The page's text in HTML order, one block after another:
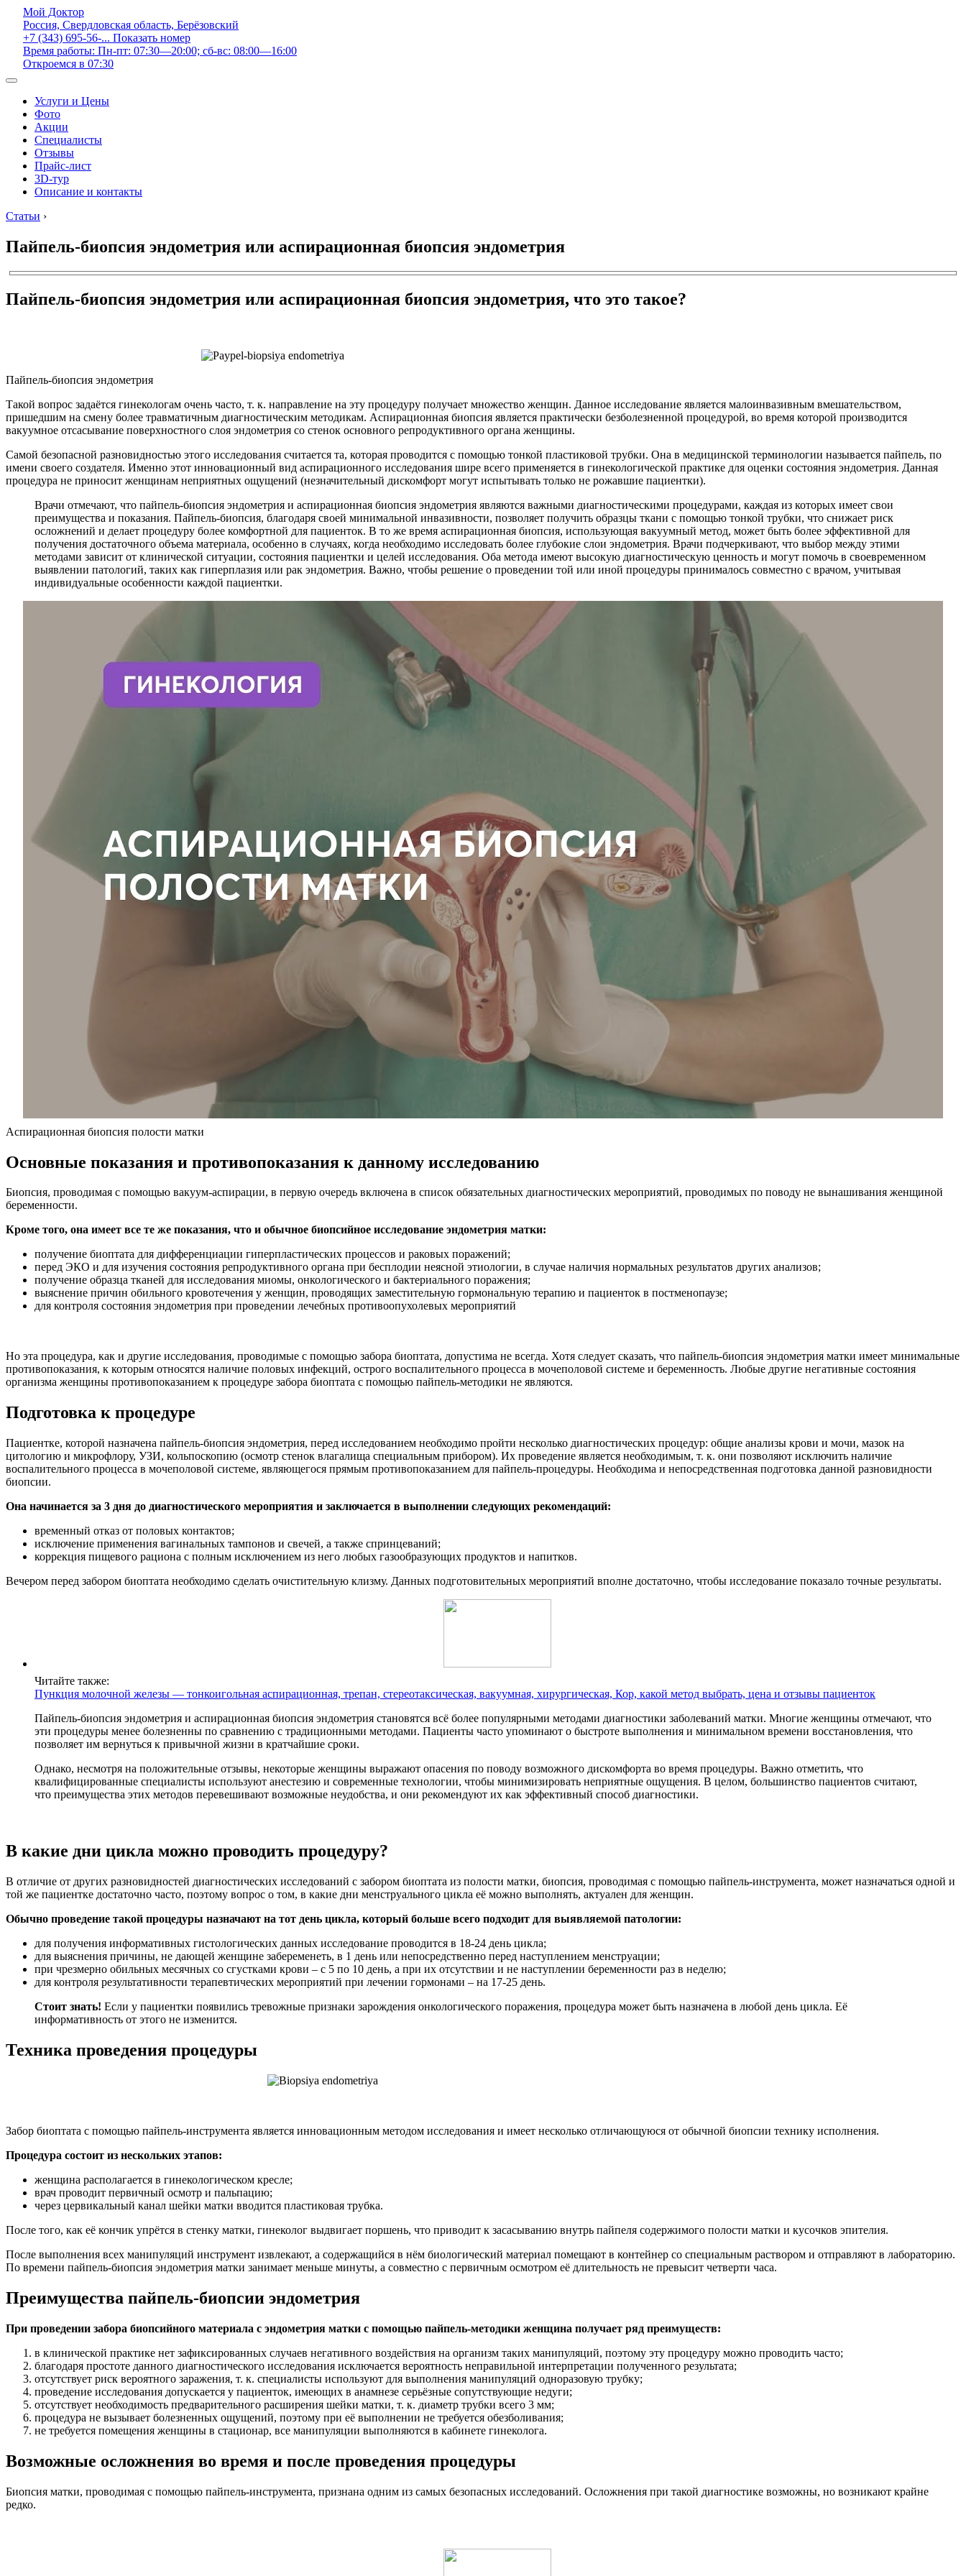
Мой Доктор
Россия, Свердловская область, Берёзовский
+7 (343) 695-56-... Показать номер
Время работы: Пн-пт: 07:30—20:00; сб-вс: 08:00—16:00
Откроемся в 07:30
Услуги и Цены
Фото
Акции
Специалисты
Отзывы
Прайс-лист
3D-тур
Описание и контакты
Статьи ›
Пайпель-биопсия эндометрия или аспирационная биопсия эндометрия
Пайпель-биопсия эндометрия или аспирационная биопсия эндометрия, что это такое?
Пайпель-биопсия эндометрия
Такой вопрос задаётся гинекологам очень часто, т. к. направление на эту процедуру получает множество женщин. Данное исследование является малоинвазивным вмешательством,
пришедшим на смену более травматичным диагностическим методикам. Аспирационная биопсия является практически безболезненной процедурой, во время которой производится
вакуумное отсасывание поверхностного слоя эндометрия со стенок основного репродуктивного органа женщины.
Самой безопасной разновидностью этого исследования считается та, которая проводится с помощью тонкой пластиковой трубки. Она в медицинской терминологии называется пайпель, по
имени своего создателя. Именно этот инновационный вид аспирационного исследования шире всего применяется в гинекологической практике для оценки состояния эндометрия. Данная
процедура не приносит женщинам неприятных ощущений (незначительный дискомфорт могут испытывать только не рожавшие пациентки).
Врачи отмечают, что пайпель-биопсия эндометрия и аспирационная биопсия эндометрия являются важными диагностическими процедурами, каждая из которых имеет свои
преимущества и показания. Пайпель-биопсия, благодаря своей минимальной инвазивности, позволяет получить образцы ткани с помощью тонкой трубки, что снижает риск
осложнений и делает процедуру более комфортной для пациенток. В то же время аспирационная биопсия, использующая вакуумный метод, может быть более эффективной для
получения достаточного объема материала, особенно в случаях, когда необходимо исследовать более глубокие слои эндометрия. Врачи подчеркивают, что выбор между этими
методами зависит от клинической ситуации, состояния пациентки и целей исследования. Оба метода имеют высокую диагностическую ценность и могут помочь в своевременном
выявлении патологий, таких как гиперплазия или рак эндометрия. Важно, чтобы решение о проведении той или иной процедуры принималось совместно с врачом, учитывая
индивидуальные особенности каждой пациентки.
Аспирационная биопсия полости матки
Основные показания и противопоказания к данному исследованию
Биопсия, проводимая с помощью вакуум-аспирации, в первую очередь включена в список обязательных диагностических мероприятий, проводимых по поводу не вынашивания женщиной
беременности.
Кроме того, она имеет все те же показания, что и обычное биопсийное исследование эндометрия матки:
получение биоптата для дифференциации гиперпластических процессов и раковых поражений;
перед ЭКО и для изучения состояния репродуктивного органа при бесплодии неясной этиологии, в случае наличия нормальных результатов других анализов;
получение образца тканей для исследования миомы, онкологического и бактериального поражения;
выяснение причин обильного кровотечения у женщин, проводящих заместительную гормональную терапию и пациенток в постменопаузе;
для контроля состояния эндометрия при проведении лечебных противоопухолевых мероприятий
Но эта процедура, как и другие исследования, проводимые с помощью забора биоптата, допустима не всегда. Хотя следует сказать, что пайпель-биопсия эндометрия матки имеет минимальные
противопоказания, к которым относятся наличие половых инфекций, острого воспалительного процесса в мочеполовой системе и беременность. Любые другие негативные состояния
организма женщины противопоказанием к процедуре забора биоптата с помощью пайпель-методики не являются.
Подготовка к процедуре
Пациентке, которой назначена пайпель-биопсия эндометрия, перед исследованием необходимо пройти несколько диагностических процедур: общие анализы крови и мочи, мазок на
цитологию и микрофлору, УЗИ, кольпоскопию (осмотр стенок влагалища специальным прибором). Их проведение является необходимым, т. к. они позволяют исключить наличие
воспалительного процесса в мочеполовой системе, являющегося прямым противопоказанием для пайпель-процедуры. Необходима и непосредственная подготовка данной разновидности
биопсии.
Она начинается за 3 дня до диагностического мероприятия и заключается в выполнении следующих рекомендаций:
временный отказ от половых контактов;
исключение применения вагинальных тампонов и свечей, а также спринцеваний;
коррекция пищевого рациона с полным исключением из него любых газообразующих продуктов и напитков.
Вечером перед забором биоптата необходимо сделать очистительную клизму. Данных подготовительных мероприятий вполне достаточно, чтобы исследование показало точные результаты.
Читайте также:
Пункция молочной железы — тонкоигольная аспирационная, трепан, стереотаксическая, вакуумная, хирургическая, Кор, какой метод выбрать, цена и отзывы пациенток
Пайпель-биопсия эндометрия и аспирационная биопсия эндометрия становятся всё более популярными методами диагностики заболеваний матки. Многие женщины отмечают, что
эти процедуры менее болезненны по сравнению с традиционными методами. Пациенты часто упоминают о быстроте выполнения и минимальном времени восстановления, что
позволяет им вернуться к привычной жизни в кратчайшие сроки.
Однако, несмотря на положительные отзывы, некоторые женщины выражают опасения по поводу возможного дискомфорта во время процедуры. Важно отметить, что
квалифицированные специалисты используют анестезию и современные технологии, чтобы минимизировать неприятные ощущения. В целом, большинство пациентов считают,
что преимущества этих методов перевешивают возможные неудобства, и они рекомендуют их как эффективный способ диагностики.
В какие дни цикла можно проводить процедуру?
В отличие от других разновидностей диагностических исследований с забором биоптата из полости матки, биопсия, проводимая с помощью пайпель-инструмента, может назначаться одной и
той же пациентке достаточно часто, поэтому вопрос о том, в какие дни менструального цикла её можно выполнять, актуален для женщин.
Обычно проведение такой процедуры назначают на тот день цикла, который больше всего подходит для выявляемой патологии:
для получения информативных гистологических данных исследование проводится в 18-24 день цикла;
для выяснения причины, не дающей женщине забеременеть, в 1 день или непосредственно перед наступлением менструации;
при чрезмерно обильных месячных со сгустками крови – с 5 по 10 день, а при их отсутствии и не наступлении беременности раз в неделю;
для контроля результативности терапевтических мероприятий при лечении гормонами – на 17-25 день.
Стоит знать! Если у пациентки появились тревожные признаки зарождения онкологического поражения, процедура может быть назначена в любой день цикла. Её
информативность от этого не изменится.
Техника проведения процедуры
Забор биоптата с помощью пайпель-инструмента является инновационным методом исследования и имеет несколько отличающуюся от обычной биопсии технику исполнения.
Процедура состоит из нескольких этапов:
женщина располагается в гинекологическом кресле;
врач проводит первичный осмотр и пальпацию;
через цервикальный канал шейки матки вводится пластиковая трубка.
После того, как её кончик упрётся в стенку матки, гинеколог выдвигает поршень, что приводит к засасыванию внутрь пайпеля содержимого полости матки и кусочков эпителия.
После выполнения всех манипуляций инструмент извлекают, а содержащийся в нём биологический материал помещают в контейнер со специальным раствором и отправляют в лабораторию.
По времени пайпель-биопсия эндометрия матки занимает меньше минуты, а совместно с первичным осмотром её длительность не превысит четверти часа.
Преимущества пайпель-биопсии эндометрия
При проведении забора биопсийного материала с эндометрия матки с помощью пайпель-методики женщина получает ряд преимуществ:
в клинической практике нет зафиксированных случаев негативного воздействия на организм таких манипуляций, поэтому эту процедуру можно проводить часто;
благодаря простоте данного диагностического исследования исключается вероятность неправильной интерпретации полученного результата;
отсутствует риск вероятного заражения, т. к. специалисты используют для выполнения манипуляций одноразовую трубку;
проведение исследования допускается у пациенток, имеющих в анамнезе серьёзные сопутствующие недуги;
отсутствует необходимость предварительного расширения шейки матки, т. к. диаметр трубки всего 3 мм;
процедура не вызывает болезненных ощущений, поэтому при её выполнении не требуется обезболивания;
не требуется помещения женщины в стационар, все манипуляции выполняются в кабинете гинеколога.
Возможные осложнения во время и после проведения процедуры
Биопсия матки, проводимая с помощью пайпель-инструмента, признана одним из самых безопасных исследований. Осложнения при такой диагностике возможны, но возникают крайне
редко.